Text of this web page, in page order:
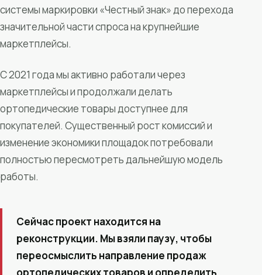
системы маркировки «Честный знак» до перехода
значительной части спроса на крупнейшие
маркетплейсы.
С 2021 года мы активно работали через
маркетплейсы и продолжали делать
ортопедические товары доступнее для
покупателей. Существенный рост комиссий и
изменение экономики площадок потребовали
полностью пересмотреть дальнейшую модель
работы.
Сейчас проект находится на
реконструкции. Мы взяли паузу, чтобы
переосмыслить направление продаж